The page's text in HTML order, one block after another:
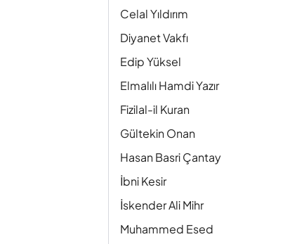
Celal Yıldırım
Diyanet Vakfı
Edip Yüksel
Elmalılı Hamdi Yazır
Fizilal-il Kuran
Gültekin Onan
Hasan Basri Çantay
İbni Kesir
İskender Ali Mihr
Muhammed Esed